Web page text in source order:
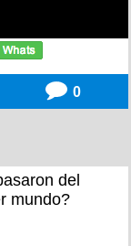
0
del
mundo?